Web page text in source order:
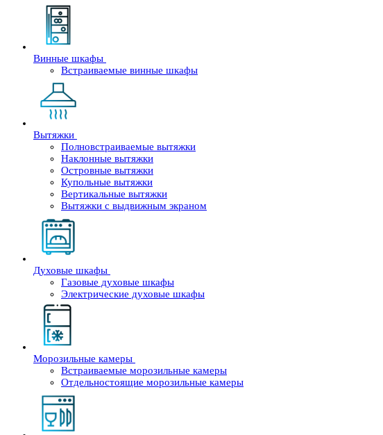
Винные шкафы
Встраиваемые винные шкафы
Вытяжки
Полновстраиваемые вытяжки
Наклонные вытяжки
Островные вытяжки
Купольные вытяжки
Вертикальные вытяжки
Вытяжки с выдвижным экраном
Духовые шкафы
Газовые духовые шкафы
Электрические духовые шкафы
Морозильные камеры
Встраиваемые морозильные камеры
Отдельностоящие морозильные камеры